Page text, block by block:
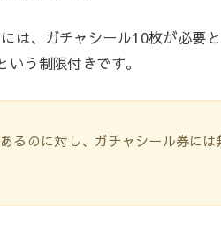
は、ガチャシール10枚が必要
いう制限付きです。
るのに対し、ガチャシール券に